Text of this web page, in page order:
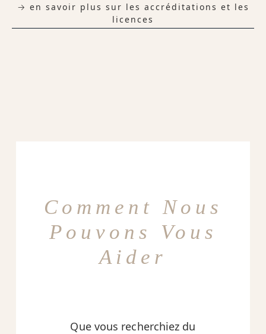
→ en savoir plus sur les accréditations et les
licences
Comment Nous
Pouvons Vous
Aider
Que vous recherchiez du